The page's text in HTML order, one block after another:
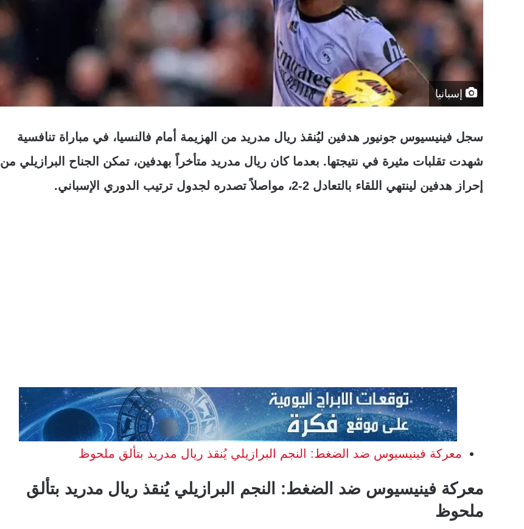
إسبانيا
سجل فينيسيوس جونيور هدفين ليُنقذ ريال مدريد من الهزيمة أمام فالنسيا، في مباراة تنافسية
شهدت تقلبات مثيرة في نتيجتها. بعدما كان ريال مدريد متأخراً بهدفين، تمكن الجناح البرازيلي من
إحراز هدفين لينتهي اللقاء بالتعادل 2-2، مواصلاً تصدره لجدول ترتيب الدوري الإسباني.
معركة فينيسيوس ضد الضغط: النجم البرازيلي يُنقذ ريال مدريد بتألق ملحوظ
معركة فينيسيوس ضد الضغط: النجم البرازيلي يُنقذ ريال مدريد بتألق
ملحوظ